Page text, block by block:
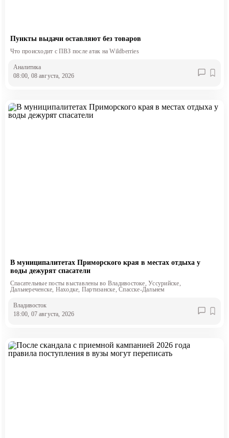
Пункты выдачи оставляют без товаров
Что происходит с ПВЗ после атак на Wildberries
Аналитика
08:00, 08 августа, 2026
В муниципалитетах Приморского края в местах отдыха у
воды дежурят спасатели
Спасательные посты выставлены во Владивостоке, Уссурийске,
Дальнереченске, Находке, Партизанске, Спасске-Дальнем
Владивосток
18:00, 07 августа, 2026